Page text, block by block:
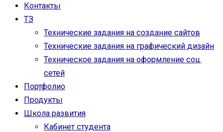
Контакты
ТЗ
Технические задания на создание сайтов
Технические задания на графический дизайн
Техническое задания на оформление соц.
сетей
Портфолио
Продукты
Школа развития
Кабинет студента